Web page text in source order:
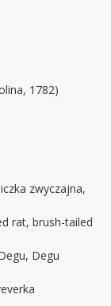
1782)
zwyczajna,
rat, brush-tailed
Degu